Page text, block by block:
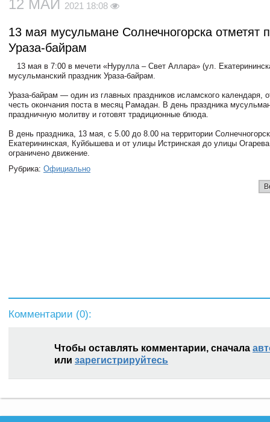
12 МАЙ 2021 18:08
13 мая мусульмане Солнечногорска отметят
Ураза-байрам
13 мая в 7:00 в мечети «Нурулла – Свет Аллара» (ул.
мусульманский праздник Ураза-байрам.
Ураза-байрам — один из главных праздников исламского календаря,
честь окончания поста в месяц Рамадан. В день праздника
праздничную молитву и готовят традиционные блюда.
В день праздника, 13 мая, с 5.00 до 8.00 на территории
Екатерининская, Куйбышева и от улицы Истринская до улицы
ограничено движение.
Рубрика: Официально
Комментарии (0):
Чтобы оставлять комментарии, сначала
или зарегистрируйтесь